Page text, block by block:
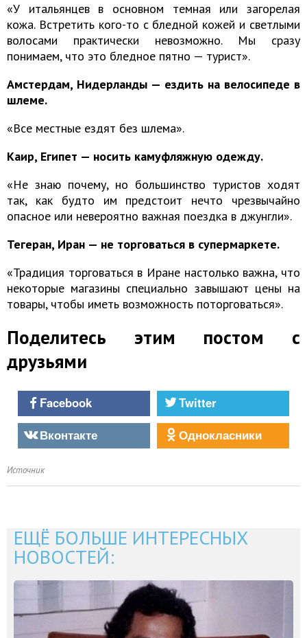
«У итальянцев в основном темная или загорелая
кожа. Встретить кого-то с бледной кожей и светлыми
волосами практически невозможно. Мы сразу
понимаем, что это бледное пятно — турист».
Амстердам, Нидерланды — ездить на велосипеде в
шлеме.
«Все местные ездят без шлема».
Каир, Египет — носить камуфляжную одежду.
«Не знаю почему, но большинство туристов ходят
так, как будто им предстоит нечто чрезвычайно
опасное или невероятно важная поездка в джунгли».
Тегеран, Иран — не торговаться в супермаркете.
«Традиция торговаться в Иране настолько важна, что
некоторые магазины специально завышают цены на
товары, чтобы иметь возможность поторговаться».
Поделитесь этим постом с
друзьями
Facebook
Twitter
Вконтакте
Однокласники
Источник
ЕЩЁ БОЛЬШЕ ИНТЕРЕСНЫХ
НОВОСТЕЙ: